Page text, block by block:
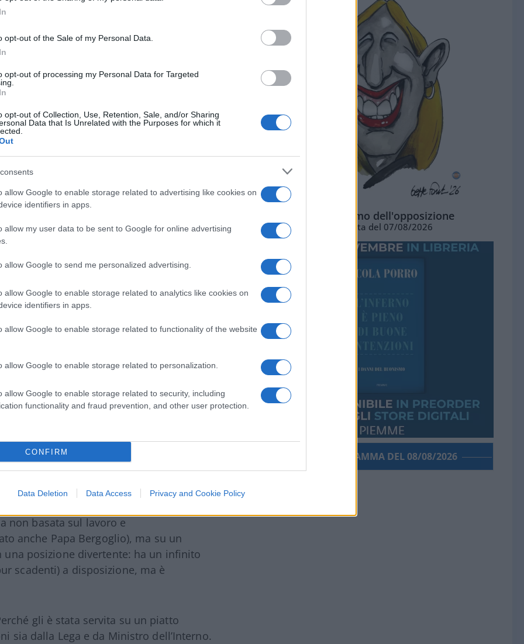
opt-out of the Sale of my Personal Data.
opt-out of processing my Personal Data for Targeted
opt-out of Collection, Use, Retention, Sale, and/or Sharing
Data that Is Unrelated with the Purposes for which it
allow Google to enable storage related to advertising like cookies on
identifiers in apps.
allow my user data to be sent to Google for online advertising
allow Google to send me personalized advertising.
allow Google to enable storage related to analytics like cookies on
identifiers in apps.
allow Google to enable storage related to functionality of the website
allow Google to enable storage related to personalization.
allow Google to enable storage related to security, including
functionality and fraud prevention, and other user protection.
CONFIRM
Data Deletion Data Access Privacy and Cookie Policy
galleggia, ma non sfidarli.
come i suoi colleghi e coetanei
erano, eticamente, come o peggio di lui
avrebbe speso molto meno
pagando, di contro, un prezzo molto
del nuovo governo giallo-verde e a otto
incrociatore destinato all’arsenale, zeppo
nessun mozzo, tanti potenziali
è segnato, resterà in bacino fino a
reggerà.
con il bolso Matteo Renzi (anche lui
cinematografico), non può rimanere
è in uncul de sac.
a liberarsi diMatteo Renzi (protetto da
ha sì perso la “cadrega” ma mantiene
il Pd ha capito che se accetta
definitivamente.
partitica
delle istituzioni, l’alta burocrazia,
nei gangli vitali del potere. Il problema
pigliare. L’idea che il mercato sappia
sopra tutto sta rientrando la
e non “fantozziane diseguaglianze”. E
non basata sul lavoro e
anche Papa Bergoglio), ma su un
posizione divertente: ha un infinito
scadenti) a disposizione, ma è
gli è stata servita su un piatto
sia dalla Lega e da Ministro dell’Interno.
L'ottimismo dell'opposizione
Vignetta del 07/08/2026
PORROGRAMMA DEL 08/08/2026